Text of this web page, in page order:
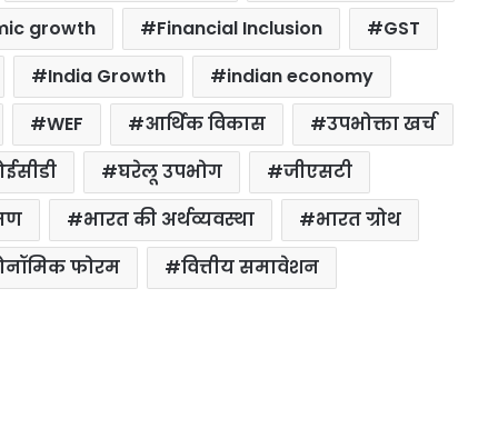
growth
Financial Inclusion
GST
India Growth
indian economy
WEF
आर्थिक विकास
उपभोक्ता खर्च
घरेलू उपभोग
जीएसटी
भारत की अर्थव्यवस्था
भारत ग्रोथ
फोरम
वित्तीय समावेशन